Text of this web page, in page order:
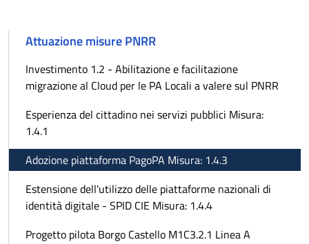
Attuazione misure PNRR
Investimento 1.2 - Abilitazione e facilitazione
migrazione al Cloud per le PA Locali a valere sul PNRR
Esperienza del cittadino nei servizi pubblici Misura:
1.4.1
Adozione piattaforma PagoPA Misura: 1.4.3
Estensione dell'utilizzo delle piattaforme nazionali di
identità digitale - SPID CIE Misura: 1.4.4
Progetto pilota Borgo Castello M1C3.2.1 Linea A